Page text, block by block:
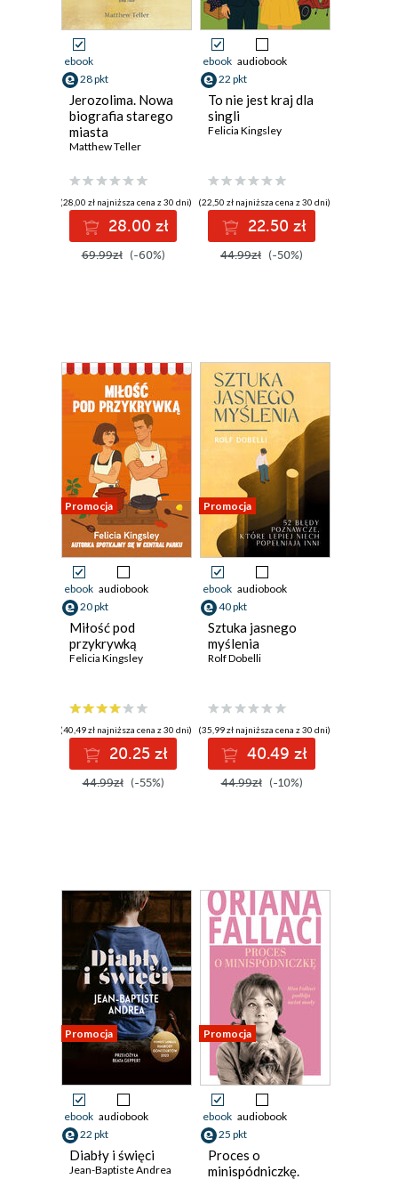
ebook
28 pkt
Jerozolima. Nowa
biografia starego
miasta
Matthew Teller
(28,00 zł najniższa cena z 30 dni)
28.00 zł
69.99zł (-60%)
ebook audiobook
22 pkt
To nie jest kraj dla
singli
Felicia Kingsley
(22,50 zł najniższa cena z 30 dni)
22.50 zł
44.99zł (-50%)
Promocja
ebook audiobook
20 pkt
Miłość pod
przykrywką
Felicia Kingsley
(40,49 zł najniższa cena z 30 dni)
20.25 zł
44.99zł (-55%)
Promocja
ebook audiobook
40 pkt
Sztuka jasnego
myślenia
Rolf Dobelli
(35,99 zł najniższa cena z 30 dni)
40.49 zł
44.99zł (-10%)
Promocja
ebook audiobook
22 pkt
Diabły i święci
Jean-Baptiste Andrea
Promocja
ebook audiobook
25 pkt
Proces o
minispódniczkę.